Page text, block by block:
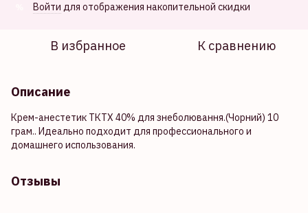
Войти для отображения накопительной скидки
В избранное К сравнению
Описание
Крем-анестетик ТКТХ 40% для знеболювання.(Чорний) 10
грам.. Идеально подходит для профессионального и
домашнего использования.
Отзывы